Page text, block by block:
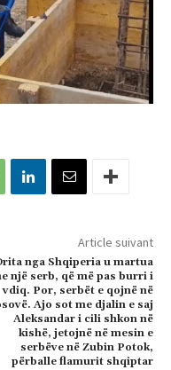
Article suivant
nga Shqiperia u martua
një serb, që më pas burri i
vdiq. Por, serbët e qojnë në
Ajo sot me djalin e saj
Aleksandar i cili shkon në
kishë, jetojnë në mesin e
serbëve në Zubin Potok,
përballe flamurit shqiptar